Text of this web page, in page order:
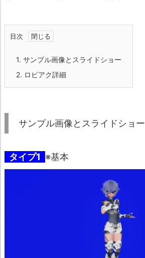
目次
1. サンプル画像とスライドショー
2. ロビアク詳細
サンプル画像とスライドショー
タイプ1 ※基本